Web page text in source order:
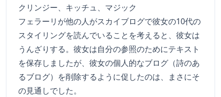
クリンジー、キッチュ、マジック
フェラーリが他の人がスカイブログで彼女の10代の
スタイリングを読んでいることを考えると、彼女は
うんざりする。彼女は自分の参照のためにテキスト
を保存しましたが、彼女の個人的なブログ（詩のあ
るブログ）を削除するように促したのは、まさにそ
の見通しでした。